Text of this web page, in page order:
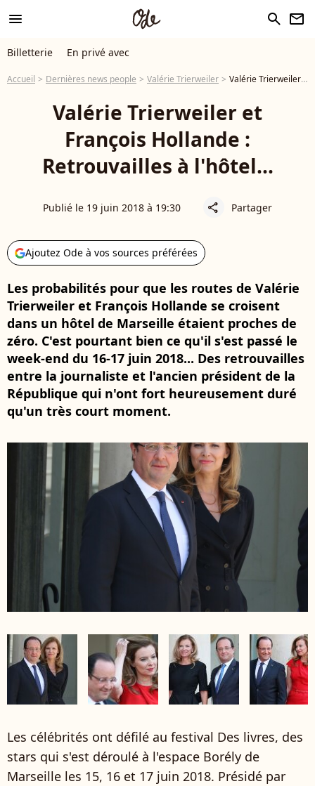
menu search newsletter
Billetterie En privé avec
Accueil Dernières news people Valérie Trierweiler Valérie Trierweiler et François Hollande : Retrouvailles à l'hôtel...
Valérie Trierweiler et
François Hollande :
Retrouvailles à l'hôtel...
Publié le 19 juin 2018 à 19:30 share Partager
Ajoutez Ode à vos sources préférées
Les probabilités pour que les routes de Valérie
Trierweiler et François Hollande se croisent
dans un hôtel de Marseille étaient proches de
zéro. C'est pourtant bien ce qu'il s'est passé le
week-end du 16-17 juin 2018... Des retrouvailles
entre la journaliste et l'ancien président de la
République qui n'ont fort heureusement duré
qu'un très court moment.
Les célébrités ont défilé au festival Des livres, des
stars qui s'est déroulé à l'espace Borély de
Marseille les 15, 16 et 17 juin 2018. Présidé par